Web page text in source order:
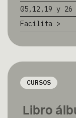
05,12,19 y 26
Facilita >
CURSOS
Libro